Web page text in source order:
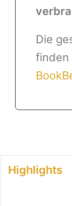
Die
finden
Highlights